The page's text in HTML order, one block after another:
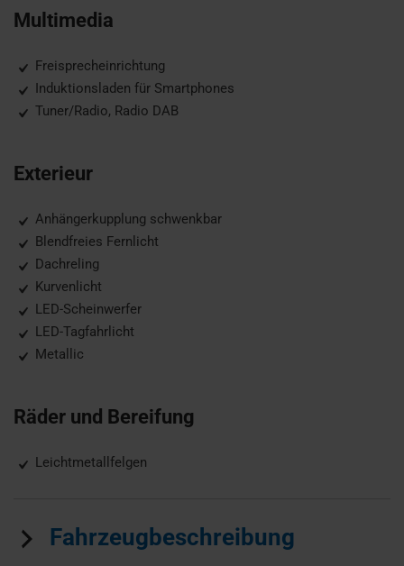
Multimedia
Freisprecheinrichtung
Induktionsladen für Smartphones
Tuner/Radio, Radio DAB
Exterieur
Anhängerkupplung schwenkbar
Blendfreies Fernlicht
Dachreling
Kurvenlicht
LED-Scheinwerfer
LED-Tagfahrlicht
Metallic
Räder und Bereifung
Leichtmetallfelgen
Fahrzeugbeschreibung